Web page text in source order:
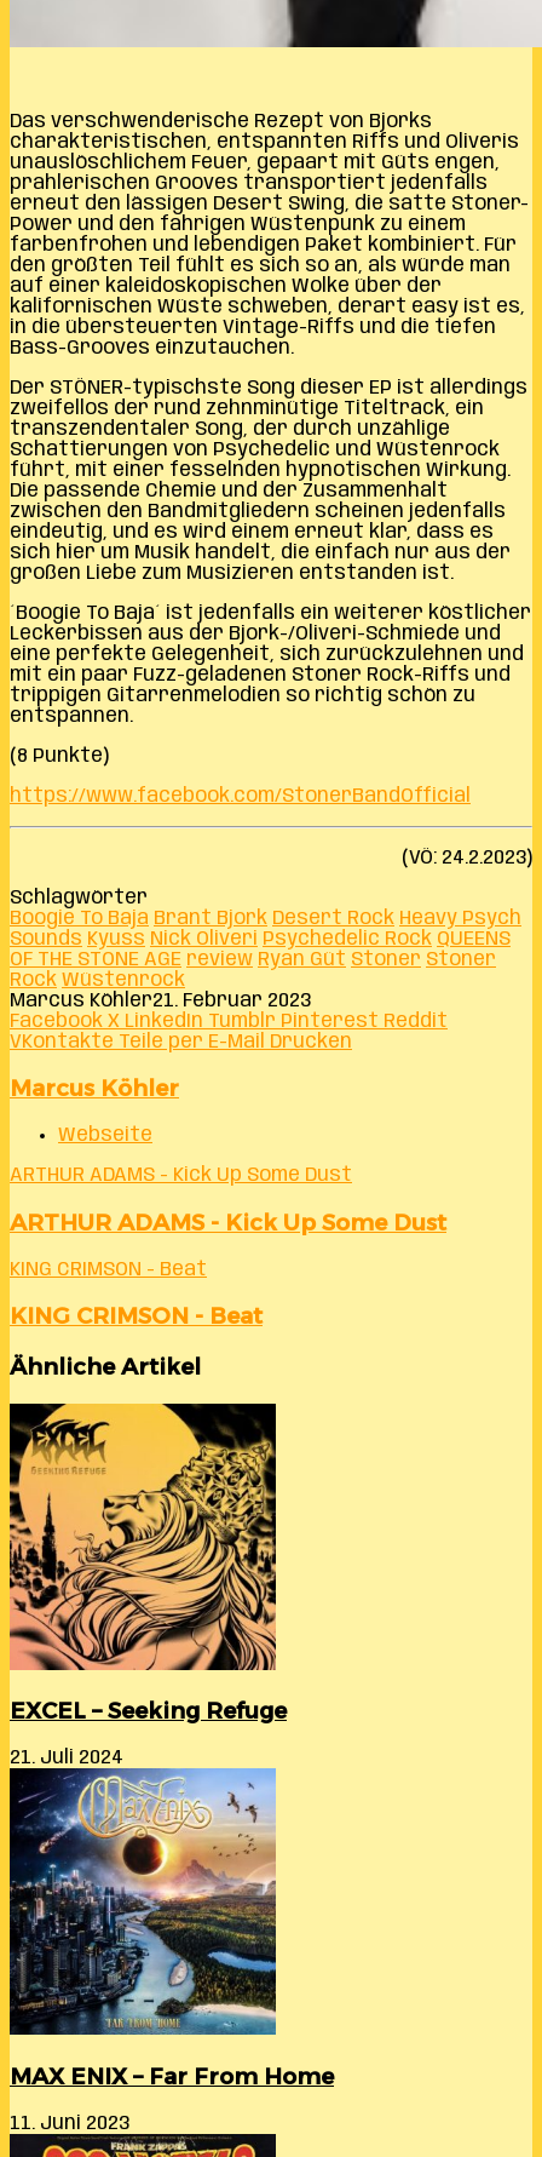
Das verschwenderische Rezept von Bjorks
charakteristischen, entspannten Riffs und Oliveris
unauslöschlichem Feuer, gepaart mit Güts engen,
prahlerischen Grooves transportiert jedenfalls
erneut den lässigen Desert Swing, die satte Stoner-
Power und den fahrigen Wüstenpunk zu einem
farbenfrohen und lebendigen Paket kombiniert. Für
den größten Teil fühlt es sich so an, als würde man
auf einer kaleidoskopischen Wolke über der
kalifornischen Wüste schweben, derart easy ist es,
in die übersteuerten Vintage-Riffs und die tiefen
Bass-Grooves einzutauchen.
Der STÖNER-typischste Song dieser EP ist allerdings
zweifellos der rund zehnminütige Titeltrack, ein
transzendentaler Song, der durch unzählige
Schattierungen von Psychedelic und Wüstenrock
führt, mit einer fesselnden hypnotischen Wirkung.
Die passende Chemie und der Zusammenhalt
zwischen den Bandmitgliedern scheinen jedenfalls
eindeutig, und es wird einem erneut klar, dass es
sich hier um Musik handelt, die einfach nur aus der
großen Liebe zum Musizieren entstanden ist.
´Boogie To Baja´ ist jedenfalls ein weiterer köstlicher
Leckerbissen aus der Bjork-/Oliveri-Schmiede und
eine perfekte Gelegenheit, sich zurückzulehnen und
mit ein paar Fuzz-geladenen Stoner Rock-Riffs und
trippigen Gitarrenmelodien so richtig schön zu
entspannen.
(8 Punkte)
https://www.facebook.com/StonerBandOfficial
(VÖ: 24.2.2023)
Schlagwörter
Boogie To Baja Brant Bjork Desert Rock Heavy Psych
Sounds Kyuss Nick Oliveri Psychedelic Rock QUEENS
OF THE STONE AGE review Ryan Güt Stoner Stoner
Rock Wüstenrock
Marcus Köhler21. Februar 2023
Facebook X LinkedIn Tumblr Pinterest Reddit
VKontakte Teile per E-Mail Drucken
Marcus Köhler
Webseite
ARTHUR ADAMS - Kick Up Some Dust
ARTHUR ADAMS - Kick Up Some Dust
KING CRIMSON - Beat
KING CRIMSON - Beat
Ähnliche Artikel
EXCEL – Seeking Refuge
21. Juli 2024
MAX ENIX – Far From Home
11. Juni 2023